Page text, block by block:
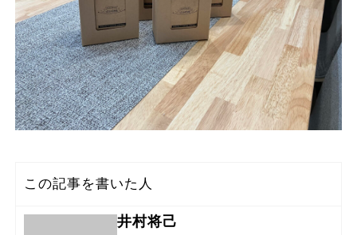
この記事を書いた人
井村将己